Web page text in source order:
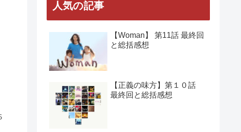
第86・87回(第18週 月・火
曜日)感想
『犯罪者』相関図式キャス
ト一覧(ネタバレ)と感想